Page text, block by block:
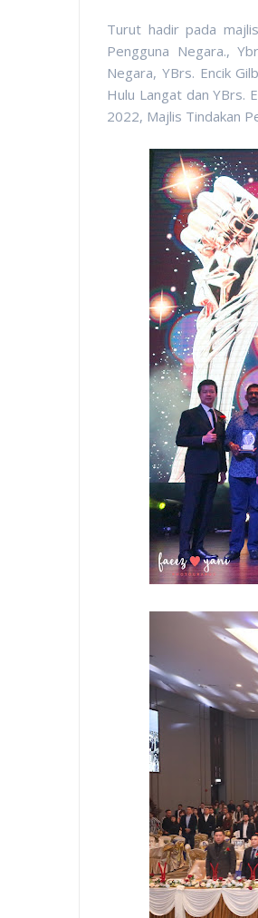
Turut hadir pada
Pengguna Negara.,
Negara, YBrs. Encik
Hulu Langat dan YBrs.
2022, Majlis Tindakan